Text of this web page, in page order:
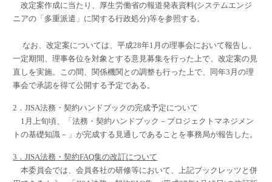
改定案作成に当たり、厚生労働省の報道発表資料(システムエンジ
ニアの「多重派遣」に関する行政処分)等を参照する。
なお、改定案については、平成28年1月の理事会において報告し、
一定期間、理事各位を対象とする意見募集を行った上で、改定案の見
直しを実施。この間、関係機関との調整も行った上で、同年3月の理
事会で承認を得て公開する予定である。
2．JISA法務・契約ハンドブックの完成予定について
1月上旬頃、「法務・契約ハンドブック－プロジェクトマネジメン
トの基礎知識－」が完成する見通しであることを事務局が報告した。
3．JISA法務・契約FAQ集の改訂について
本委員会では、会員各社の研修等において、上記ブックレッツと併